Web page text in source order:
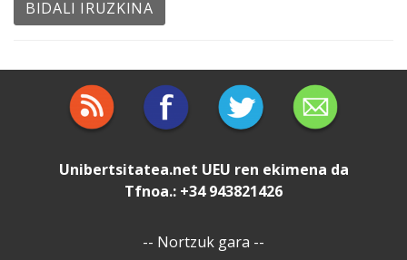
Unibertsitatea.net UEU ren ekimena da
Tfnoa.: +34 943821426
-- Nortzuk gara --